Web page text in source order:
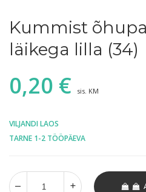
Kummist
läikega lilla (34)
0,20 € sis. KM
VILJANDI LAOS
TARNE 1-2 TÖÖPÄEVA